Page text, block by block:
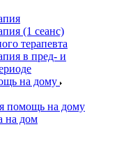
(1 сеанс)
терапевта
в пред- и
на дому
помощь на дому
на дом